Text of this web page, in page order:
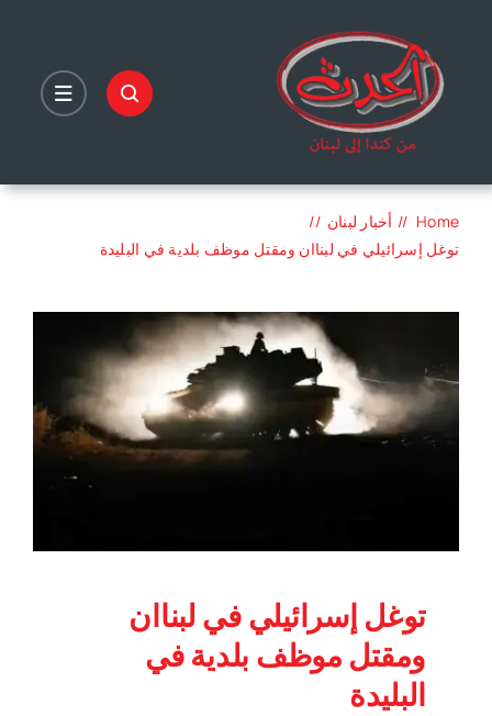
content
Home
أخبار لبنان
توغل إسرائيلي في لبناان ومقتل موظف بلدية في البليدة
توغل إسرائيلي في لبناان
ومقتل موظف بلدية في
البليدة